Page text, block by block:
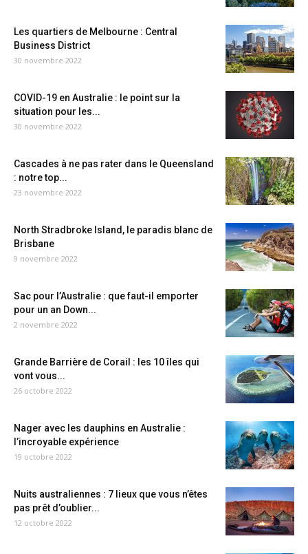
Les quartiers de Melbourne : Central
Business District
30 novembre 2022
COVID-19 en Australie : le point sur la
situation pour les...
30 novembre 2022
Cascades à ne pas rater dans le Queensland
: notre top...
23 novembre 2022
North Stradbroke Island, le paradis blanc de
Brisbane
9 novembre 2022
Sac pour l’Australie : que faut-il emporter
pour un an Down...
2 novembre 2022
Grande Barrière de Corail : les 10 îles qui
vont vous...
26 octobre 2022
Nager avec les dauphins en Australie :
l’incroyable expérience
19 octobre 2022
Nuits australiennes : 7 lieux que vous n’êtes
pas prêt d’oublier...
12 octobre 2022